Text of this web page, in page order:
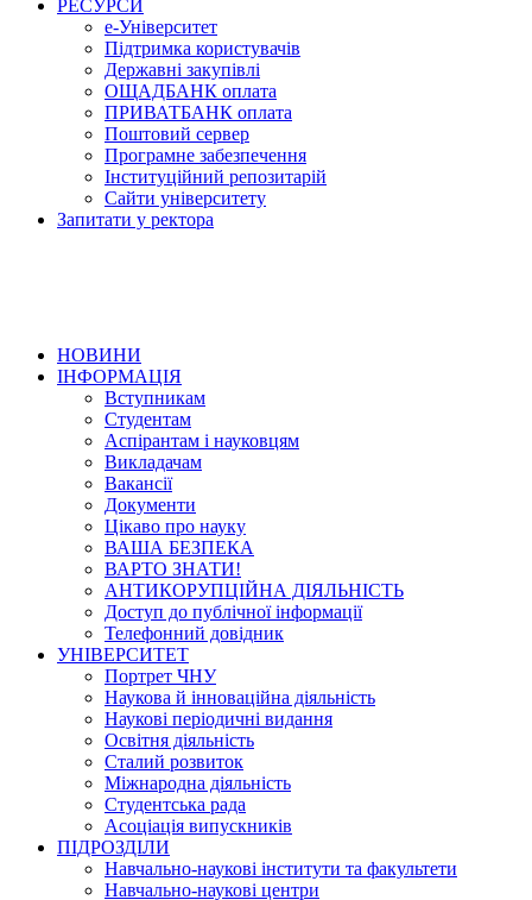
РЕСУРСИ
е-Університет
Підтримка користувачів
Державні закупівлі
ОЩАДБАНК оплата
ПРИВАТБАНК оплата
Поштовий сервер
Програмне забезпечення
Інституційний репозитарій
Сайти університету
Запитати у ректора
НОВИНИ
ІНФОРМАЦІЯ
Вступникам
Студентам
Аспірантам і науковцям
Викладачам
Вакансії
Документи
Цікаво про науку
ВАША БЕЗПЕКА
ВАРТО ЗНАТИ!
АНТИКОРУПЦІЙНА ДІЯЛЬНІСТЬ
Доступ до публічної інформації
Телефонний довідник
УНІВЕРСИТЕТ
Портрет ЧНУ
Наукова й інноваційна діяльність
Наукові періодичні видання
Освітня діяльність
Сталий розвиток
Міжнародна діяльність
Студентська рада
Асоціація випускників
ПІДРОЗДІЛИ
Навчально-наукові інститути та факультети
Навчально-наукові центри